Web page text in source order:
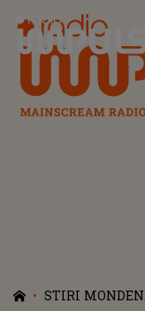
Radio Impuls
STIRI